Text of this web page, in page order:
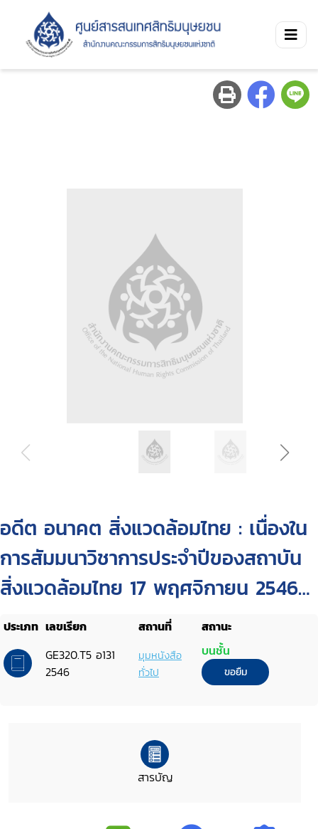
อดีต อนาคต สิ่งแวดล้อมไทย : เนื่องใน
การสัมมนาวิชาการประจำปีของสถาบัน
สิ่งแวดล้อมไทย 17 พฤศจิกายน 2546
ณ ศูนย์การประชุมแห่งชาติสิริกิติ์
กรุงเทพมหานคร
ประเภท เลขเรียก สถานที่
สถานะ
GE320.T5 อ131
2546
มุมหนังสือ
ทั่วไป
บนชั้น
ขอยืม
สารบัญ